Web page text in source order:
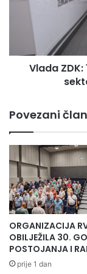
Ovaj vrijedni,
priču ne traži
primanja dovoljna
G
O
T
N
A
E
P
A
:
5
m
i
o
n
a
K
M
z
a
Vlada
Povezani
ORGANIZACIJA
OBILJEŽILA 30.
POSTOJANJA I
prije 1 dan